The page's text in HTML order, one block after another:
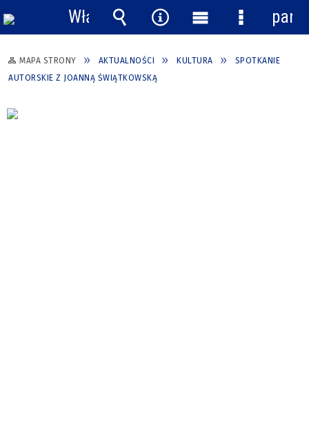
MAPA STRONY AKTUALNOŚCI KULTURA
SPOTKANIE
AUTORSKIE Z JOANNĄ ŚWIĄTKOWSKĄ
Włącz
powiadomienia
Wyszukiwarka
Narzędzia
Menu
główne
Menu
panel